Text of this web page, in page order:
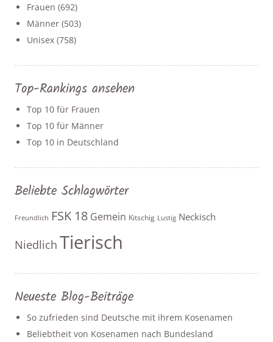
Frauen (692)
Männer (503)
Unisex (758)
Top-Rankings ansehen
Top 10 für Frauen
Top 10 für Männer
Top 10 in Deutschland
Beliebte Schlagwörter
Freundlich FSK 18 Gemein Kitschig Lustig Neckisch
Niedlich Tierisch
Neueste Blog-Beiträge
So zufrieden sind Deutsche mit ihrem Kosenamen
Beliebtheit von Kosenamen nach Bundesland